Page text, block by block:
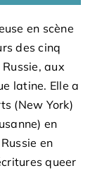
en scène
des cinq
aux
latine. Elle a
(New York)
en
en
queer